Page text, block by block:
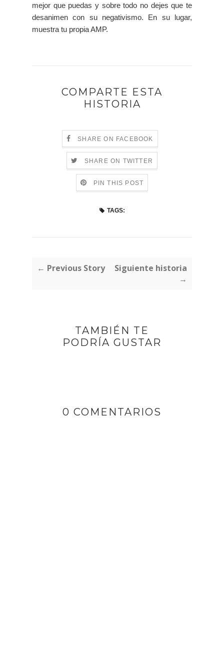
mejor que puedas y sobre todo no dejes que te
desanimen con su negativismo. En su lugar,
muestra tu propia AMP.
COMPARTE ESTA
HISTORIA
SHARE ON FACEBOOK
SHARE ON TWITTER
PIN THIS POST
TAGS:
← Previous Story
Siguiente historia
→
TAMBIÉN TE
PODRÍA GUSTAR
0 COMENTARIOS